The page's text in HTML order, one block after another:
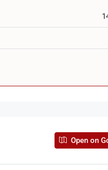
Open on
Apartamento Side
quartos – Excelente
980, Rua do Bosque,